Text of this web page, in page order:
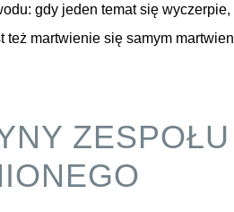
gdy jeden temat się
też martwienie się samym